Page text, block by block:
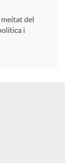
meitat del
i